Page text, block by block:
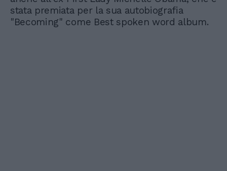
stata premiata per la sua autobiografia
"Becoming" come Best spoken word album.